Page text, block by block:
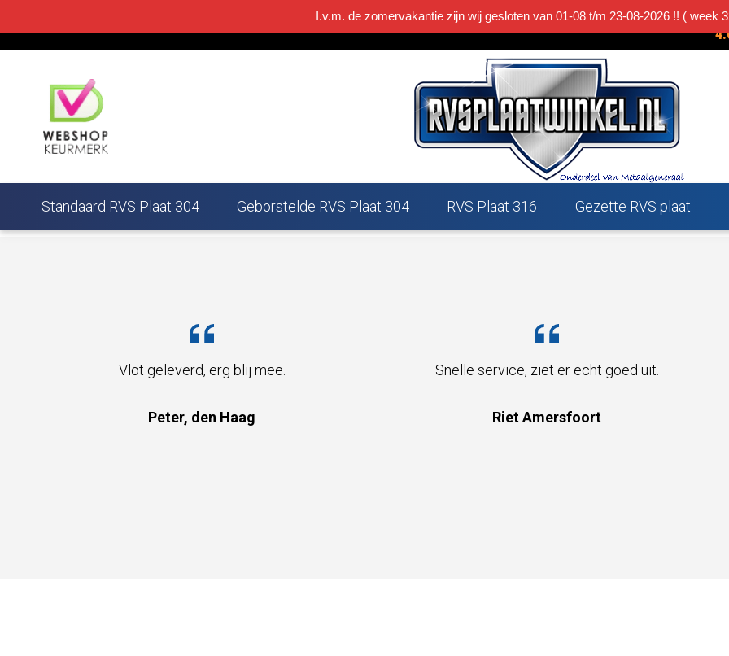
I.v.m. de zomervakantie zijn wij gesloten van 01-08 t/m 23-08-2026 !! ( week
info@rvsplaatwinkel.nl
Standaard RVS Plaat 304 Geborstelde RVS Plaat 304 RVS Plaat 316 Gezette RVS plaat
Klantbeoordelingen
erg blij mee. Snelle service, ziet er echt goed uit.